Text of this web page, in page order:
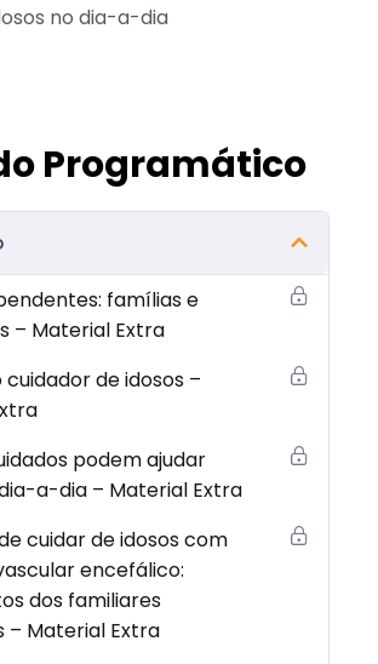
no dia-a-dia
Programático
famílias e
– Material Extra
cuidador de idosos –
podem ajudar
a-dia – Material Extra
cuidar de idosos com
encefálico:
dos familiares
– Material Extra